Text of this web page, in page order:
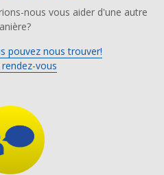
nous vous aider d'une autre
pouvez nous trouver!
vous